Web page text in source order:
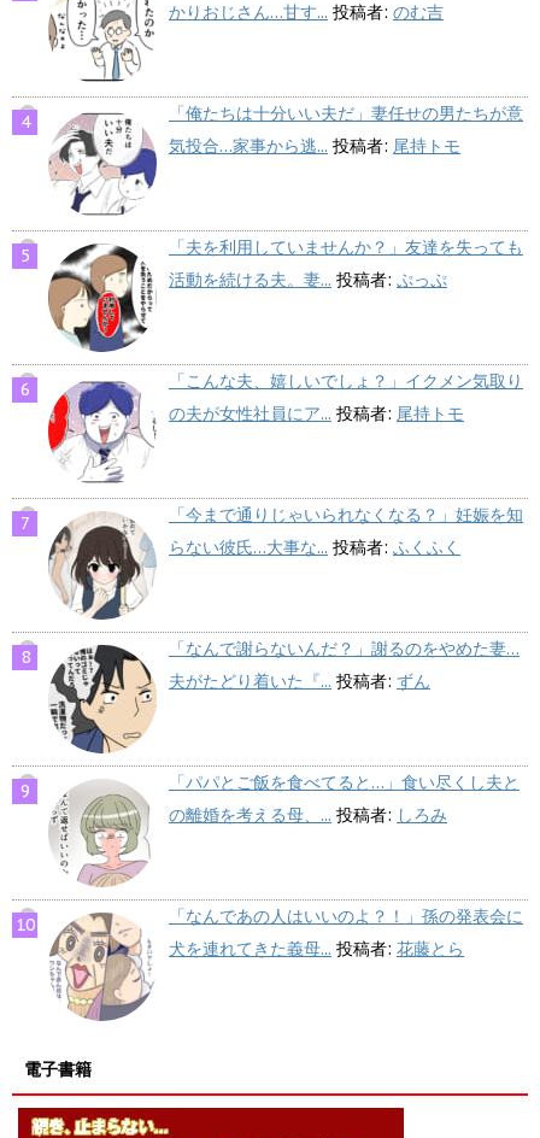
かりおじさん…甘す... 投稿者: のむ吉
「俺たちは十分いい夫だ」妻任せの男たちが意
気投合…家事から逃... 投稿者: 尾持トモ
「夫を利用していませんか？」友達を失っても
活動を続ける夫。妻... 投稿者: ぷっぷ
「こんな夫、嬉しいでしょ？」イクメン気取り
の夫が女性社員にア... 投稿者: 尾持トモ
「今まで通りじゃいられなくなる？」妊娠を知
らない彼氏…大事な... 投稿者: ふくふく
「なんで謝らないんだ？」謝るのをやめた妻…
夫がたどり着いた『... 投稿者: ずん
「パパとご飯を食べてると…」食い尽くし夫と
の離婚を考える母、... 投稿者: しろみ
「なんであの人はいいのよ？！」孫の発表会に
犬を連れてきた義母... 投稿者: 花藤とら
電子書籍